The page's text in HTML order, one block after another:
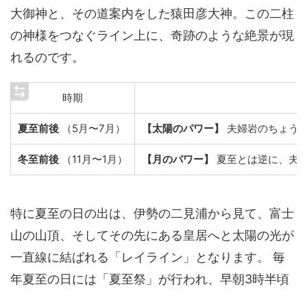
大御神と、その道案内をした猿田彦大神。この二柱
の神様をつなぐライン上に、奇跡のような絶景が現
れるのです。
時期
夏至前後 （5月〜7月） 【太陽のパワー】 夫婦岩のちょう
冬至前後 （11月〜1月） 【月のパワー】 夏至とは逆に、夫
特に夏至の日の出は、伊勢の二見浦から見て、富士
山の山頂、そしてその先にある皇居へと太陽の光が
一直線に結ばれる「レイライン」となります。 毎
年夏至の日には「夏至祭」が行われ、早朝3時半頃